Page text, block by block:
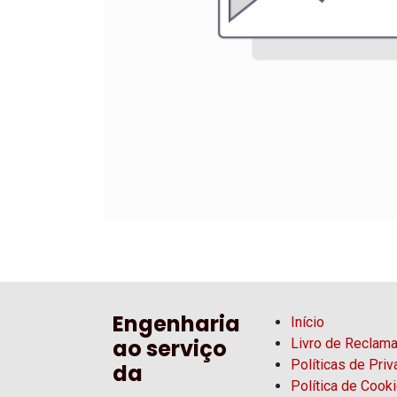
Engenharia
ao serviço
da
Início
Livro de
Políticas de
Política de